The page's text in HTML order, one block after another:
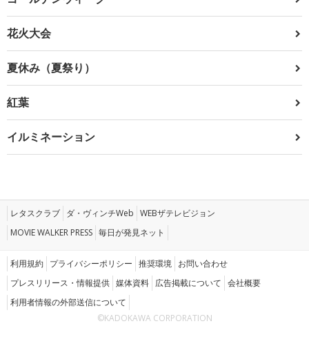
花火大会
夏休み（夏祭り）
紅葉
イルミネーション
レタスクラブ ダ・ヴィンチWeb WEBザテレビジョン
MOVIE WALKER PRESS 毎日が発見ネット
利用規約 プライバシーポリシー 推奨環境 お問い合わせ
プレスリリース・情報提供 媒体資料 広告掲載について 会社概要
利用者情報の外部送信について
©KADOKAWA CORPORATION